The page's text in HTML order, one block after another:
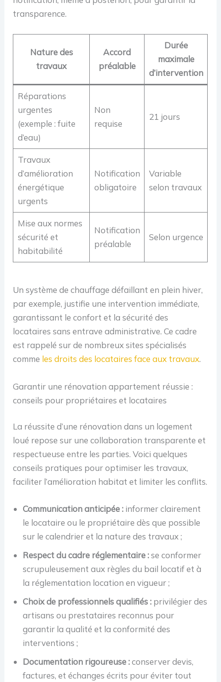
transparence.
Nature des
travaux
Accord
préalable
Durée
maximale
d’intervention
Réparations
urgentes
(exemple : fuite
d’eau)
Non
requise
21 jours
Travaux
d’amélioration
énergétique
urgents
Notification
obligatoire
Variable
selon travaux
Mise aux normes
sécurité et
habitabilité
Notification
préalable
Selon urgence
Un système de chauffage défaillant en plein hiver,
par exemple, justifie une intervention immédiate,
garantissant le confort et la sécurité des
locataires sans entrave administrative. Ce cadre
est rappelé sur de nombreux sites spécialisés
comme les droits des locataires face aux travaux.
Garantir une rénovation appartement réussie :
conseils pour propriétaires et locataires
La réussite d’une rénovation dans un logement
loué repose sur une collaboration transparente et
respectueuse entre les parties. Voici quelques
conseils pratiques pour optimiser les travaux,
faciliter l’amélioration habitat et limiter les conflits.
Communication anticipée : informer clairement
le locataire ou le propriétaire dès que possible
sur le calendrier et la nature des travaux ;
Respect du cadre réglementaire :se conformer
scrupuleusement aux règles du bail locatif et à
la réglementation location en vigueur ;
Choix de professionnels qualifiés : privilégier des
artisans ou prestataires reconnus pour
garantir la qualité et la conformité des
interventions ;
Documentation rigoureuse :conserver devis,
factures, et échanges écrits pour éviter tout